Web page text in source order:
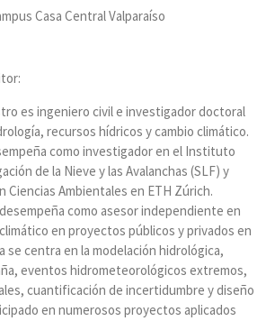
Casa Central Valparaíso
es ingeniero civil e investigador doctoral
recursos hídricos y cambio climático.
como investigador en el Instituto
de la Nieve y las Avalanchas (SLF) y
Ciencias Ambientales en ETH Zúrich.
como asesor independiente en
en proyectos públicos y privados en
se centra en la modelación hidrológica,
eventos hidrometeorológicos extremos,
cuantificación de incertidumbre y diseño
en numerosos proyectos aplicados